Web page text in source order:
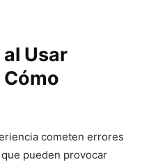
Usar
cometen errores
pueden provocar